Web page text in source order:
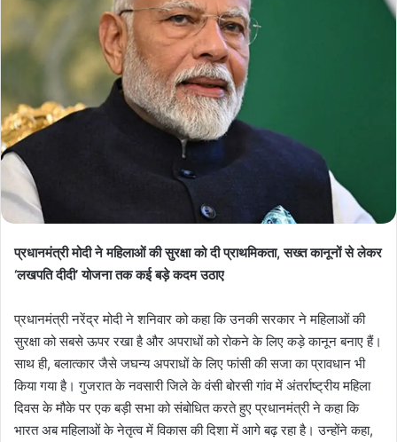
प्रधानमंत्री मोदी ने महिलाओं की सुरक्षा को दी प्राथमिकता, सख्त कानूनों से लेकर
‘लखपति दीदी’ योजना तक कई बड़े कदम उठाए
प्रधानमंत्री नरेंद्र मोदी ने शनिवार को कहा कि उनकी सरकार ने महिलाओं की
सुरक्षा को सबसे ऊपर रखा है और अपराधों को रोकने के लिए कड़े कानून बनाए हैं।
साथ ही, बलात्कार जैसे जघन्य अपराधों के लिए फांसी की सजा का प्रावधान भी
किया गया है। गुजरात के नवसारी जिले के वंसी बोरसी गांव में अंतर्राष्ट्रीय महिला
दिवस के मौके पर एक बड़ी सभा को संबोधित करते हुए प्रधानमंत्री ने कहा कि
भारत अब महिलाओं के नेतृत्व में विकास की दिशा में आगे बढ़ रहा है। उन्होंने कहा,